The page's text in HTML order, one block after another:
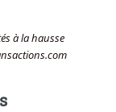
à la hausse